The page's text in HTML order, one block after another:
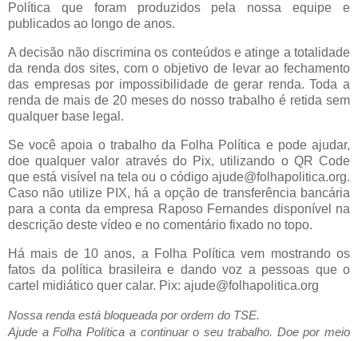
Política que foram produzidos pela nossa equipe e
publicados ao longo de anos.
A decisão não discrimina os conteúdos e atinge a totalidade
da renda dos sites, com o objetivo de levar ao fechamento
das empresas por impossibilidade de gerar renda. Toda a
renda de mais de 20 meses do nosso trabalho é retida sem
qualquer base legal.
Se você apoia o trabalho da Folha Política e pode ajudar,
doe qualquer valor através do Pix, utilizando o QR Code
que está visível na tela ou o código ajude@folhapolitica.org.
Caso não utilize PIX, há a opção de transferência bancária
para a conta da empresa Raposo Fernandes disponível na
descrição deste vídeo e no comentário fixado no topo.
Há mais de 10 anos, a Folha Política vem mostrando os
fatos da política brasileira e dando voz a pessoas que o
cartel midiático quer calar. Pix: ajude@folhapolitica.org
Nossa renda está bloqueada por ordem do TSE.
Ajude a Folha Política a continuar o seu trabalho. Doe por meio